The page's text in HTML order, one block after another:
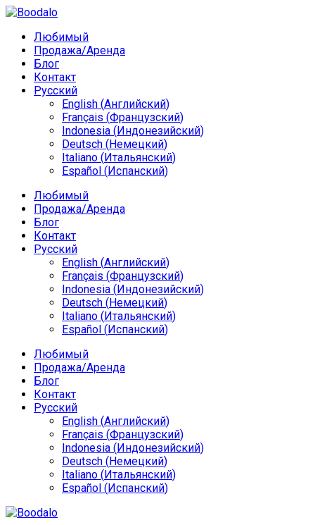
Любимый
Продажа/Аренда
Блог
Контакт
Русский
English (Английский)
Français (Французский)
Indonesia (Индонезийский)
Deutsch (Немецкий)
Italiano (Итальянский)
Español (Испанский)
Любимый
Продажа/Аренда
Блог
Контакт
Русский
English (Английский)
Français (Французский)
Indonesia (Индонезийский)
Deutsch (Немецкий)
Italiano (Итальянский)
Español (Испанский)
Любимый
Продажа/Аренда
Блог
Контакт
Русский
English (Английский)
Français (Французский)
Indonesia (Индонезийский)
Deutsch (Немецкий)
Italiano (Итальянский)
Español (Испанский)